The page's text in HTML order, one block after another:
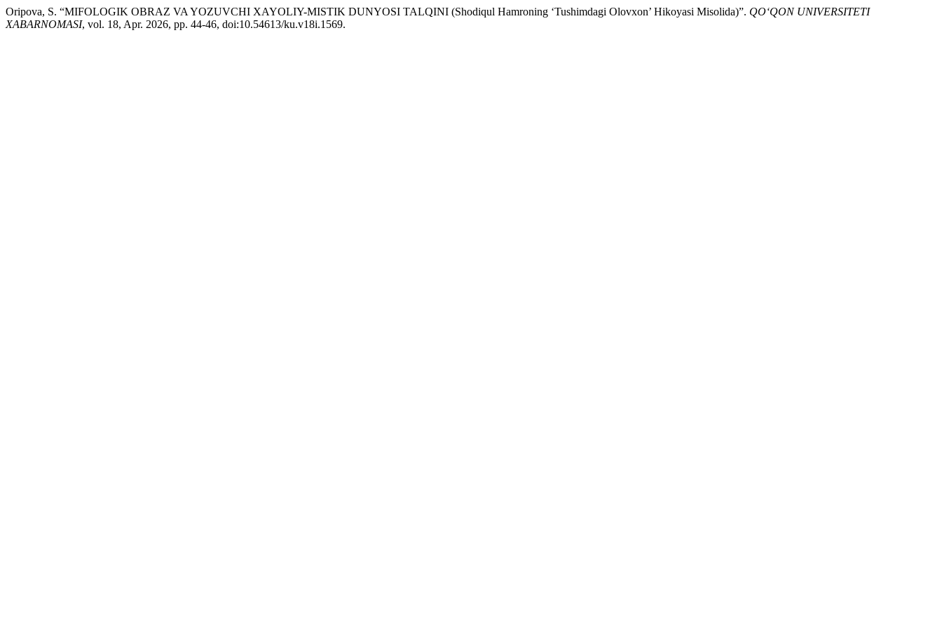
Oripova, S. “MIFOLOGIK OBRAZ VA YOZUVCHI XAYOLIY-MISTIK DUNYOSI TALQINI (Shodiqul Hamroning ‘Tushimdagi Olovxon’ Hikoyasi Misolida)”. QO‘QON UNIVERSITETI
XABARNOMASI, vol. 18, Apr. 2026, pp. 44-46, doi:10.54613/ku.v18i.1569.